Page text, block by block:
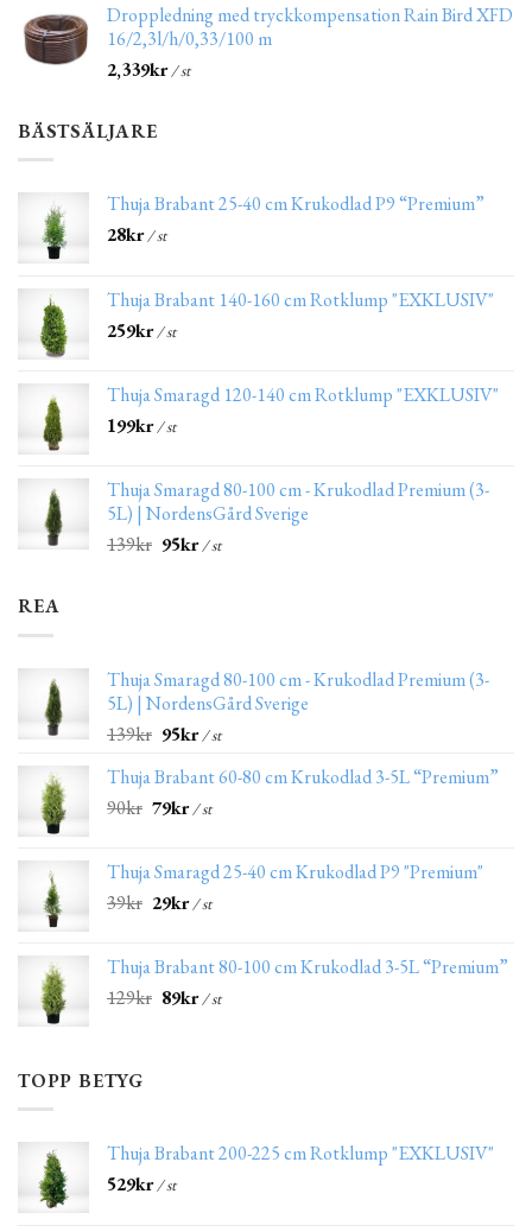
Droppledning med tryckkompensation Rain Bird XFD
16/2,3l/h/0,33/100 m
2,339kr/ st
BÄSTSÄLJARE
Thuja Brabant 25-40 cm Krukodlad P9 “Premium”
28kr/ st
Thuja Brabant 140-160 cm Rotklump "EXKLUSIV"
259kr/ st
Thuja Smaragd 120-140 cm Rotklump "EXKLUSIV"
199kr/ st
Thuja Smaragd 80-100 cm - Krukodlad Premium (3-
5L) | NordensGård Sverige
139kr 95kr/ st
REA
Thuja Smaragd 80-100 cm - Krukodlad Premium (3-
5L) | NordensGård Sverige
139kr 95kr/ st
Thuja Brabant 60-80 cm Krukodlad 3-5L “Premium”
90kr 79kr/ st
Thuja Smaragd 25-40 cm Krukodlad P9 "Premium"
39kr 29kr/ st
Thuja Brabant 80-100 cm Krukodlad 3-5L “Premium”
129kr 89kr/ st
TOPP BETYG
Thuja Brabant 200-225 cm Rotklump "EXKLUSIV"
529kr/ st